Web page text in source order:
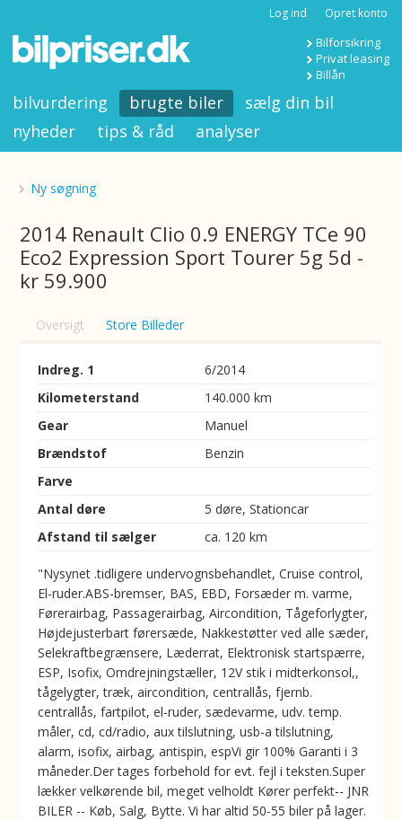
Log ind Opret konto
Bilforsikring
Privat leasing
Billån
bilvurdering brugte biler
sælg din bil
nyheder
tips & råd analyser
Ny søgning
2014 Renault Clio 0.9 ENERGY TCe 90
Eco2 Expression Sport Tourer 5g 5d -
kr 59.900
Oversigt Store Billeder
Indreg. 1
6/2014
Kilometerstand
140.000 km
Gear
Manuel
Brændstof
Benzin
Farve
Antal døre
5 døre, Stationcar
Afstand til sælger
ca. 120 km
"Nysynet .tidligere undervognsbehandlet, Cruise control,
El-ruder.ABS-bremser, BAS, EBD, Forsæder m. varme,
Førerairbag, Passagerairbag, Aircondition, Tågeforlygter,
Højdejusterbart førersæde, Nakkestøtter ved alle sæder,
Selekraftbegrænsere, Læderrat, Elektronisk startspærre,
ESP, Isofix, Omdrejningstæller, 12V stik i midterkonsol,,
tågelygter, træk, aircondition, centrallås, fjernb.
centrallås, fartpilot, el-ruder, sædevarme, udv. temp.
måler, cd, cd/radio, aux tilslutning, usb-a tilslutning,
alarm, isofix, airbag, antispin, espVi gir 100% Garanti i 3
måneder.Der tages forbehold for evt. fejl i teksten.Super
lækker velkørende bil, meget velholdt Kører perfekt-- JNR
BILER -- Køb, Salg, Bytte. Vi har altid 50-55 biler på lager.